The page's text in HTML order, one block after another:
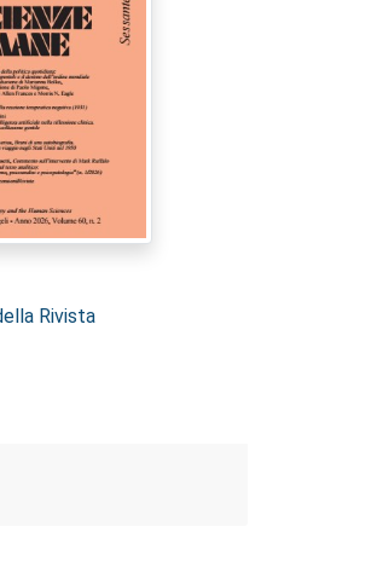
Rivista